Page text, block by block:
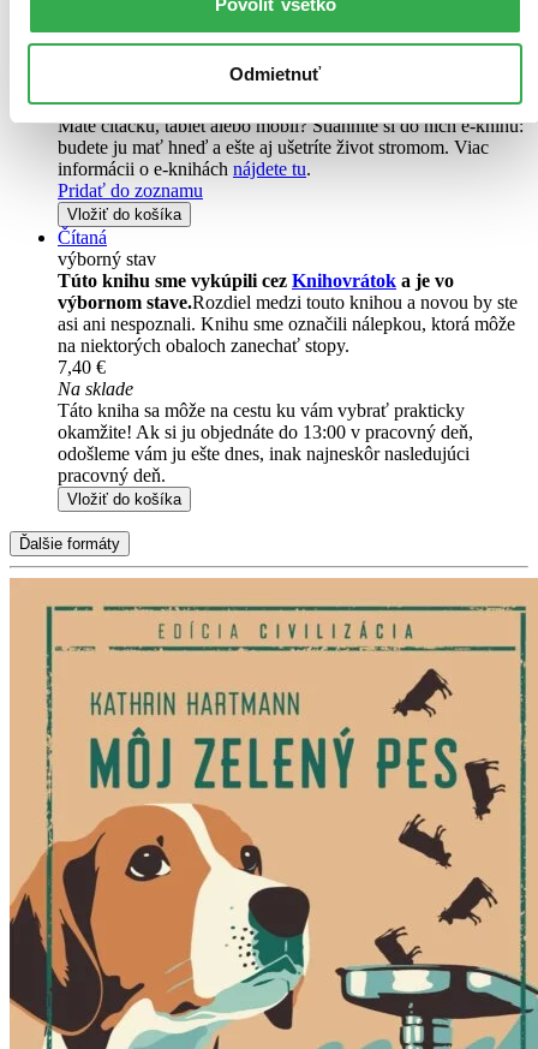
Odmietnuť
Vložiť do košíka
Ihneď na stiahnutie
Máte čítačku, tablet alebo mobil? Stiahnite si do nich e-knihu:
budete ju mať hneď a ešte aj ušetríte život stromom. Viac
informácii o e-knihách nájdete tu.
Pridať do zoznamu
Vložiť do košíka
Čítaná
výborný stav
Túto knihu sme vykúpili cez Knihovrátok a je vo
výbornom stave.Rozdiel medzi touto knihou a novou by ste
asi ani nespoznali. Knihu sme označili nálepkou, ktorá môže
na niektorých obaloch zanechať stopy.
7,40 €
Na sklade
Táto kniha sa môže na cestu ku vám vybrať prakticky
okamžite! Ak si ju objednáte do 13:00 v pracovný deň,
odošleme vám ju ešte dnes, inak najneskôr nasledujúci
pracovný deň.
Vložiť do košíka
Ďalšie formáty